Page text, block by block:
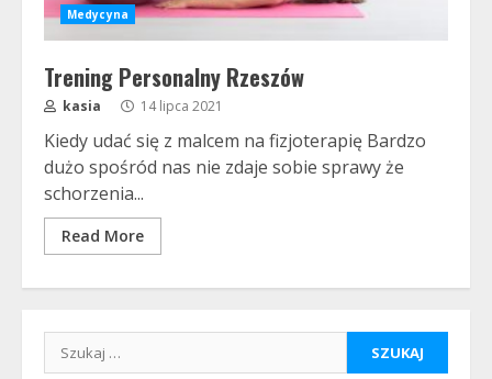
Medycyna
Trening Personalny Rzeszów
kasia 14 lipca 2021
Kiedy udać się z malcem na fizjoterapię Bardzo
dużo spośród nas nie zdaje sobie sprawy że
schorzenia...
Read More
Szukaj: